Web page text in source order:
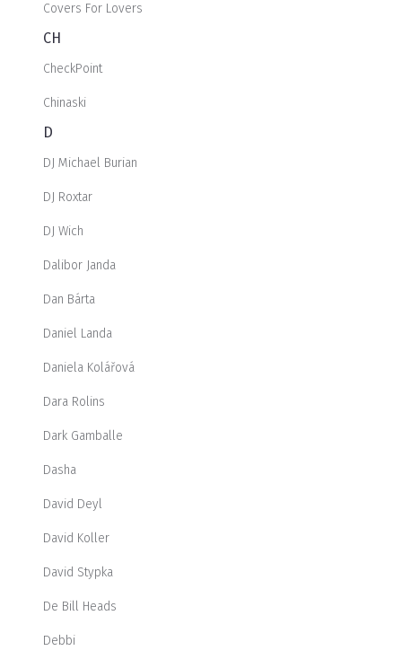
Covers For Lovers
CH
CheckPoint
Chinaski
D
DJ Michael Burian
DJ Roxtar
DJ Wich
Dalibor Janda
Dan Bárta
Daniel Landa
Daniela Kolářová
Dara Rolins
Dark Gamballe
Dasha
David Deyl
David Koller
David Stypka
De Bill Heads
Debbi